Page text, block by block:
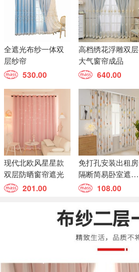
全遮光布纱一体双
层纱帘
530.00
高档绣花浮雕双层
大气窗帘成品
640.00
现代北欧风星星款
双层防晒窗帘遮光
201.00
免打孔安装出租房
隔断简易卧室遮光
布【不含杆】配环
108.00